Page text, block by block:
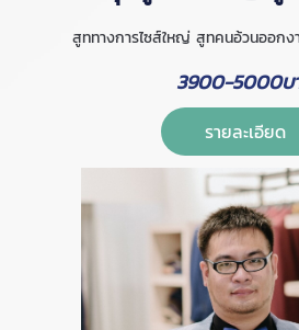
สูททางการไซส์ใหญ่ สูทคนอ้วนออก
3900-5000บ
รายละเอียด